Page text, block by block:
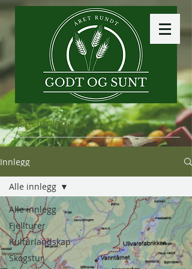
Siste innlegg
Innlegg
Alle innlegg
Fjellturer
Kulturlandskap
Skogstur
Alle innlegg